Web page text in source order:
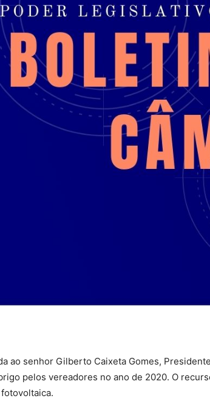
ao senhor Gilberto Caixeta Gomes,
pelos vereadores no ano de 2020. O